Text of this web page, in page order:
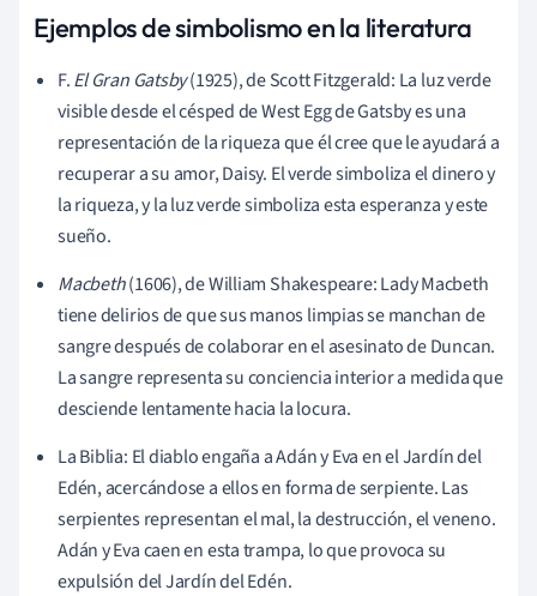
Ejemplos de simbolismo en la literatura
F.El Gran Gatsby(1925), de Scott Fitzgerald: La luz verde
visible desde el césped de West Egg de Gatsby es una
representación de la riqueza que él cree que le ayudará a
recuperar a su amor, Daisy. El verde simboliza el dinero y
la riqueza, y la luz verde simboliza esta esperanza y este
sueño.
Macbeth(1606), de William Shakespeare: Lady Macbeth
tiene delirios de que sus manos limpias se manchan de
sangre después de colaborar en el asesinato de Duncan.
La sangre representa su conciencia interior a medida que
desciende lentamente hacia la locura.
La Biblia: El diablo engaña a Adán y Eva en el Jardín del
Edén, acercándose a ellos en forma de serpiente. Las
serpientes representan el mal, la destrucción, el veneno.
Adán y Eva caen en esta trampa, lo que provoca su
expulsión del Jardín del Edén.